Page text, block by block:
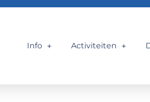
Info Activiteiten